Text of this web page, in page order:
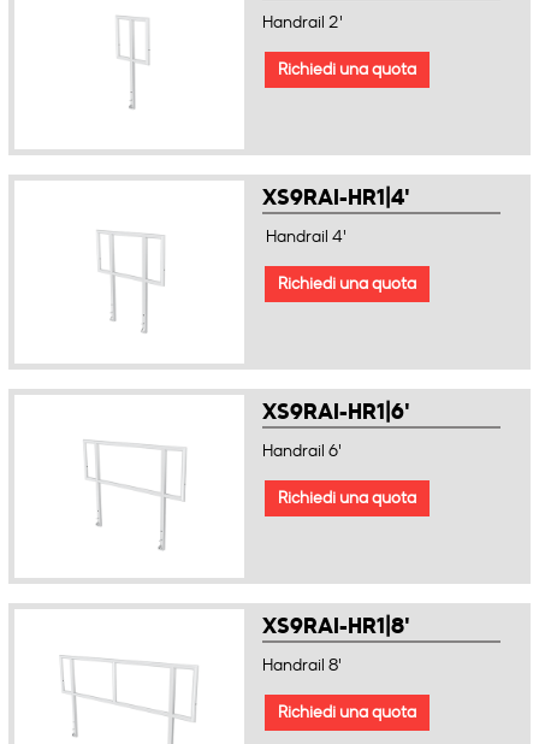
Handrail 2'
Richiedi una quota
XS9RAI-HR1|4'
Handrail 4'
Richiedi una quota
XS9RAI-HR1|6'
Handrail 6'
Richiedi una quota
XS9RAI-HR1|8'
Handrail 8'
Richiedi una quota